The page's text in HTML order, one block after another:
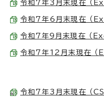
令和7年3月末現在 （
令和7年6月末現在 （
令和7年9月末現在 （
令和7年12月末現在
令和7年3月末現在 （